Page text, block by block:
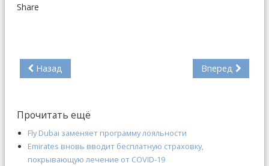
Share
Назад Вперед
Прочитать ещё
Fly Dubai заменяет программу лояльности
Emirates вновь вводит бесплатную страховку,
покрывающую лечение от COVID-19